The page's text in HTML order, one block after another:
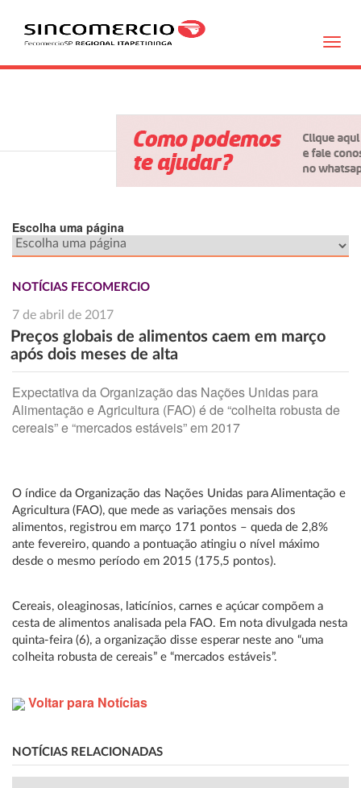
Escolha uma página
NOTÍCIAS FECOMERCIO
7 de abril de 2017
Preços globais de alimentos caem em março
após dois meses de alta
Expectativa da Organização das Nações Unidas para
Alimentação e Agricultura (FAO) é de “colheita robusta de
cereais” e “mercados estáveis” em 2017
O índice da Organização das Nações Unidas para Alimentação e
Agricultura (FAO), que mede as variações mensais dos
alimentos, registrou em março 171 pontos – queda de 2,8%
ante fevereiro, quando a pontuação atingiu o nível máximo
desde o mesmo período em 2015 (175,5 pontos).
Cereais, oleaginosas, laticínios, carnes e açúcar compõem a
cesta de alimentos analisada pela FAO. Em nota divulgada nesta
quinta-feira (6), a organização disse esperar neste ano “uma
colheita robusta de cereais” e “mercados estáveis”.
Voltar para Notícias
NOTÍCIAS RELACIONADAS